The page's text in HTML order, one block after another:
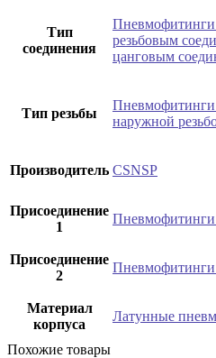
Тип
соединения
Пневмофитинги
резьбовым
цанговым
Тип резьбы
Пневмофитинги
наружной
Производитель CSNSP
Присоединение
1
Присоединение
2
Пневмофитинги
Материал
корпуса
Латунные
Похожие товары